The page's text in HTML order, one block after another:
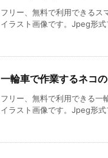
フリー、無料で利用できるス
イラスト画像です。Jpeg形
一輪車で作業するネコ
フリー、無料で利用できる一
イラスト画像です。Jpeg形